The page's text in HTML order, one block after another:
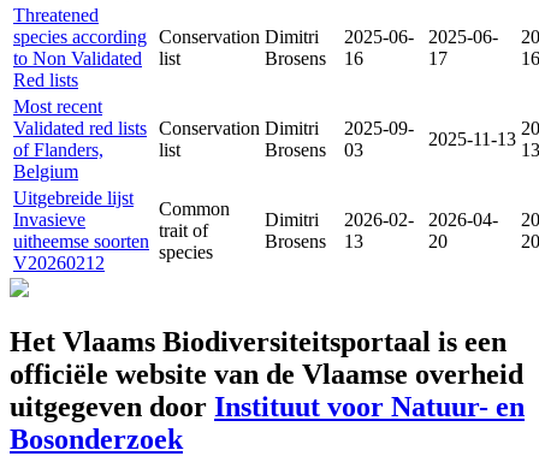
Threatened
species according
to Non Validated
Red lists
Conservation
list
Dimitri
Brosens
2025-06-
16
2025-06-
17
16
Most recent
Validated red lists
of Flanders,
Belgium
Conservation
list
Dimitri
Brosens
2025-09-
03
2025-11-13
13
Uitgebreide lijst
Invasieve
uitheemse soorten
V20260212
Common
trait of
species
Dimitri
Brosens
2026-02-
13
2026-04-
20
20
Het Vlaams Biodiversiteitsportaal is een
officiële website van de Vlaamse overheid
uitgegeven door Instituut voor Natuur- en
Bosonderzoek